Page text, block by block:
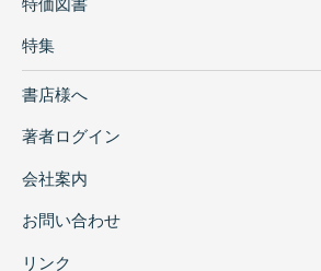
特集
書店様へ
著者ログイン
会社案内
お問い合わせ
リンク